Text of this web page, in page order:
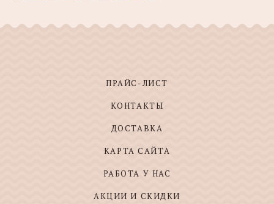
ПРАЙС-ЛИСТ
КОНТАКТЫ
ДОСТАВКА
КАРТА САЙТА
РАБОТА У НАС
АКЦИИ И СКИДКИ